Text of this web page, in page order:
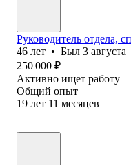
Руководитель отдела,
46 лет • Был 3 августа
250 000 ₽
Активно ищет работу
Общий опыт
19 лет 11 месяцев